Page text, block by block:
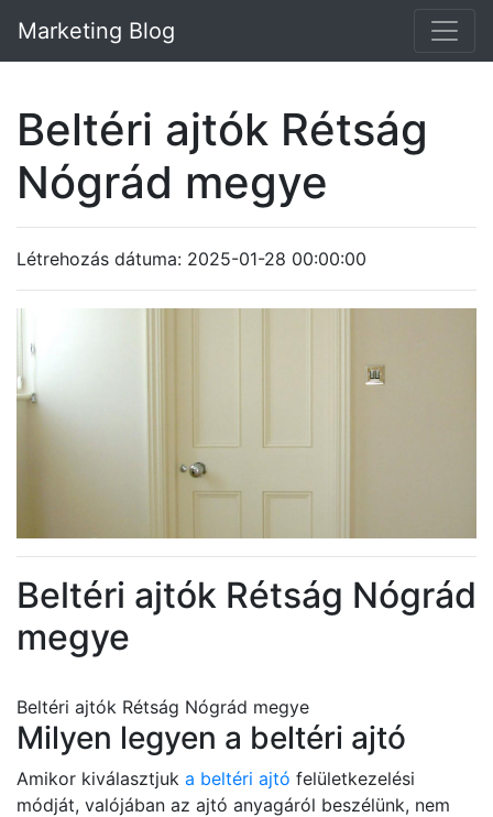
Marketing Blog
Beltéri ajtók Rétság
Nógrád megye
Létrehozás dátuma: 2025-01-28 00:00:00
Beltéri ajtók Rétság Nógrád
megye
Beltéri ajtók Rétság Nógrád megye
Milyen legyen a beltéri ajtó
Amikor kiválasztjuk a beltéri ajtó felületkezelési
módját, valójában az ajtó anyagáról beszélünk, nem